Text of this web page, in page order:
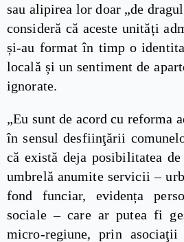
sau alipirea lor doar „de
consideră că aceste unități
și-au format în timp o
locală și un sentiment de
ignorate.
„Eu sunt de acord cu reforma
în sensul desfiinţării
că există deja posibilitatea de
umbrelă anumite servicii –
fond funciar, evidența
sociale – care ar putea fi
micro-regiune, prin asociaţii